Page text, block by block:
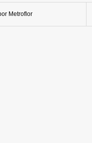
Metroflor